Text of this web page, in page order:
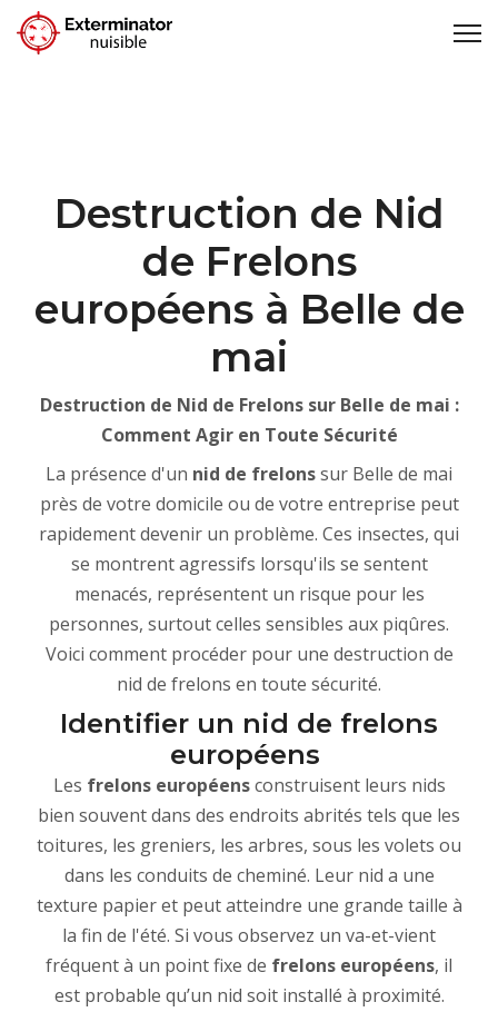
Destruction de Nid
de Frelons
européens à Belle de
mai
Destruction de Nid de Frelons sur Belle de mai :
Comment Agir en Toute Sécurité
La présence d'un nid de frelonssur Belle de mai
près de votre domicile ou de votre entreprise peut
rapidement devenir un problème. Ces insectes, qui
se montrent agressifs lorsqu'ils se sentent
menacés, représentent un risque pour les
personnes, surtout celles sensibles aux piqûres.
Voici comment procéder pour une destruction de
nid de frelons en toute sécurité.
Identifier un nid de frelons
européens
Les frelons européensconstruisent leurs nids
bien souvent dans des endroits abrités tels que les
toitures, les greniers, les arbres, sous les volets ou
dans les conduits de cheminé. Leur nid a une
texture papier et peut atteindre une grande taille à
la fin de l'été. Si vous observez un va-et-vient
fréquent à un point fixe de frelons européens, il
est probable qu’un nid soit installé à proximité.